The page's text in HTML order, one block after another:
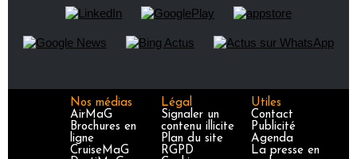
Nos médias
AirMaG
Brochures en
ligne
CruiseMaG
Légal
Signaler un
contenu illicite
Plan du site
RGPD
Utiles
Contact
Publicité
Agenda
La presse en